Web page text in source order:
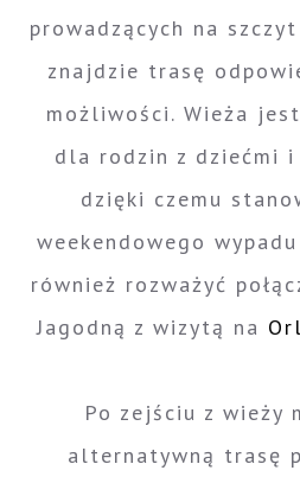
prowadzących na
znajdzie trasę
możliwości. Wieża
dla rodzin z dziećmi
dzięki czemu
weekendowego
również rozważyć
Jagodną z wizytą na
Po zejściu z wieży
alternatywną trasę